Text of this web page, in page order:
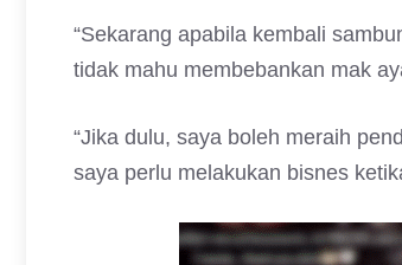
“Sekarang apabila kembali
tidak mahu membebankan mak
“Jika dulu, saya boleh meraih
saya perlu melakukan bisnes